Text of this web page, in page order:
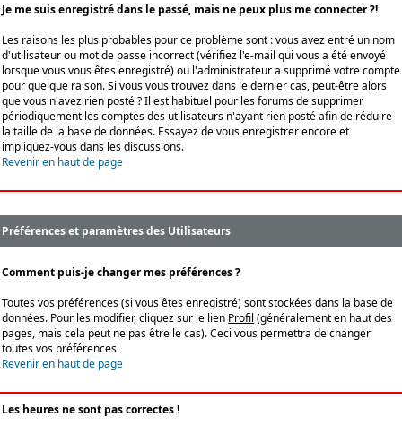
Je me suis enregistré dans le passé, mais ne peux plus me connecter ?!
Les raisons les plus probables pour ce problème sont : vous avez entré un nom
d'utilisateur ou mot de passe incorrect (vérifiez l'e-mail qui vous a été envoyé
lorsque vous vous êtes enregistré) ou l'administrateur a supprimé votre compte
pour quelque raison. Si vous vous trouvez dans le dernier cas, peut-être alors
que vous n'avez rien posté ? Il est habituel pour les forums de supprimer
périodiquement les comptes des utilisateurs n'ayant rien posté afin de réduire
la taille de la base de données. Essayez de vous enregistrer encore et
impliquez-vous dans les discussions.
Revenir en haut de page
Préférences et paramètres des Utilisateurs
Comment puis-je changer mes préférences ?
Toutes vos préférences (si vous êtes enregistré) sont stockées dans la base de
données. Pour les modifier, cliquez sur le lien Profil (généralement en haut des
pages, mais cela peut ne pas être le cas). Ceci vous permettra de changer
toutes vos préférences.
Revenir en haut de page
Les heures ne sont pas correctes !